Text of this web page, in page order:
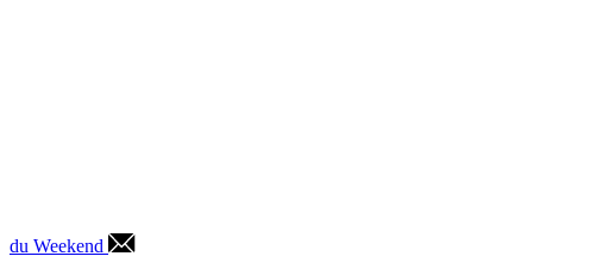
du Weekend